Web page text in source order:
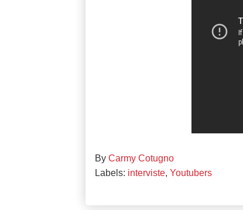
By Carmy Cotugno
Labels: interviste, Youtubers